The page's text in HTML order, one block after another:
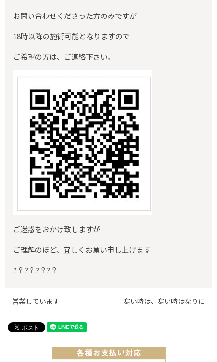
お問い合わせくださった方のみですが
18時以降の施術可能となりますので
ご希望の方は、ご連絡下さい。
ご迷惑をおかけ致しますが
ご理解のほど、宜しくお願い申し上げます
?‍♀️?‍♀️?‍♀️?‍♀️
営業しています 寒い時は、寒い時はなりに